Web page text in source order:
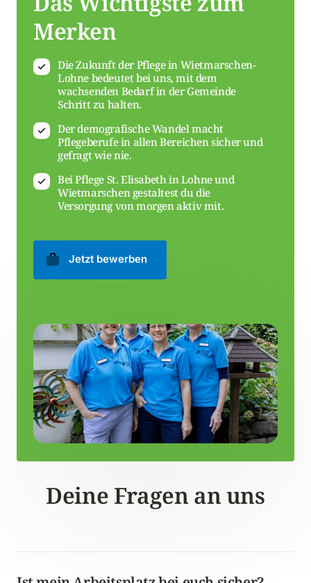
Merken
Die Zukunft der Pflege in Wietmarschen-
Lohne bedeutet bei uns, mit dem
wachsenden Bedarf in der Gemeinde
Schritt zu halten.
Der demografische Wandel macht
Pflegeberufe in allen Bereichen sicher und
gefragt wie nie.
Bei Pflege St. Elisabeth in Lohne und
Wietmarschen gestaltest du die
Versorgung von morgen aktiv mit.
Jetzt bewerben
Deine Fragen an uns